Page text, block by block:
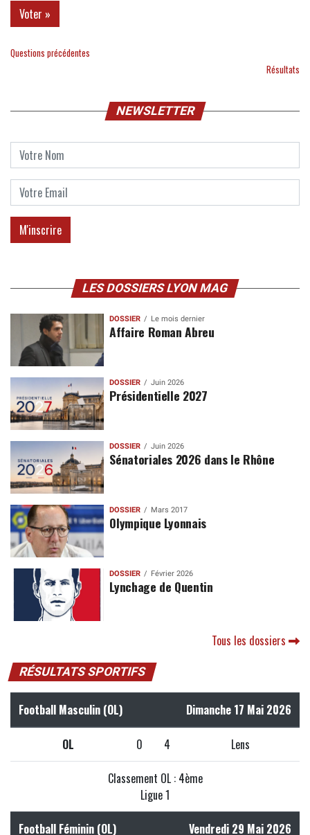
Questions précédentes
Résultats
NEWSLETTER
LES DOSSIERS LYON MAG
DOSSIER Le mois dernier
Affaire Roman Abreu
DOSSIER Juin 2026
Présidentielle 2027
DOSSIER Juin 2026
Sénatoriales 2026 dans le Rhône
DOSSIER Mars 2017
Olympique Lyonnais
DOSSIER Février 2026
Lynchage de Quentin
Tous les dossiers
RÉSULTATS SPORTIFS
Football Masculin (OL) Dimanche 17 Mai 2026
OL 0 4 Lens
Classement OL : 4ème
Ligue 1
Football Féminin (OL) Vendredi 29 Mai 2026